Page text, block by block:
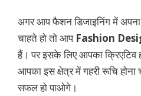
अगर आप फैशन डिजाइनिंग में
चाहते हो तो आपFashion
हैं। पर इसके लिए आपका क्रिएटिव
आपका इस क्षेत्र में गहरी रूचि होना
सफल हो पाओगे।